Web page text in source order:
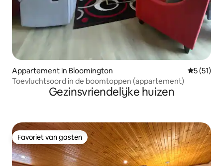
Appartement in Bloomington
5 (51)
Toevluchtsoord in de boomtoppen (appartement)
Gezinsvriendelijke huizen
Favoriet van gasten
Favoriet van gasten